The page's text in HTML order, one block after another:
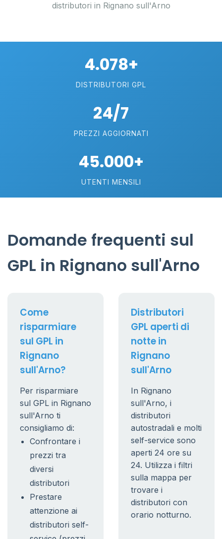
distributori in Rignano sull'Arno
4.078+
DISTRIBUTORI GPL
24/7
PREZZI AGGIORNATI
45.000+
UTENTI MENSILI
Domande frequenti sul
GPL in Rignano sull'Arno
Come
risparmiare
sul GPL in
Rignano
sull'Arno?
Per risparmiare
sul GPL in Rignano
sull'Arno ti
consigliamo di:
Confrontare i
prezzi tra
diversi
distributori
Prestare
attenzione ai
distributori self-
Distributori
GPL aperti di
notte in
Rignano
sull'Arno
In Rignano
sull'Arno, i
distributori
autostradali e molti
self-service sono
aperti 24 ore su
24. Utilizza i filtri
sulla mappa per
trovare i
distributori con
orario notturno.